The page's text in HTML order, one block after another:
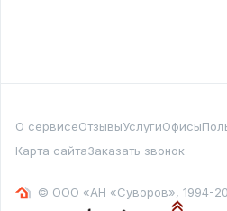
О сервисеОтзывыУслугиОфисы
Карта сайтаЗаказать звонок
© ООО «АН «Суворов», 1994-